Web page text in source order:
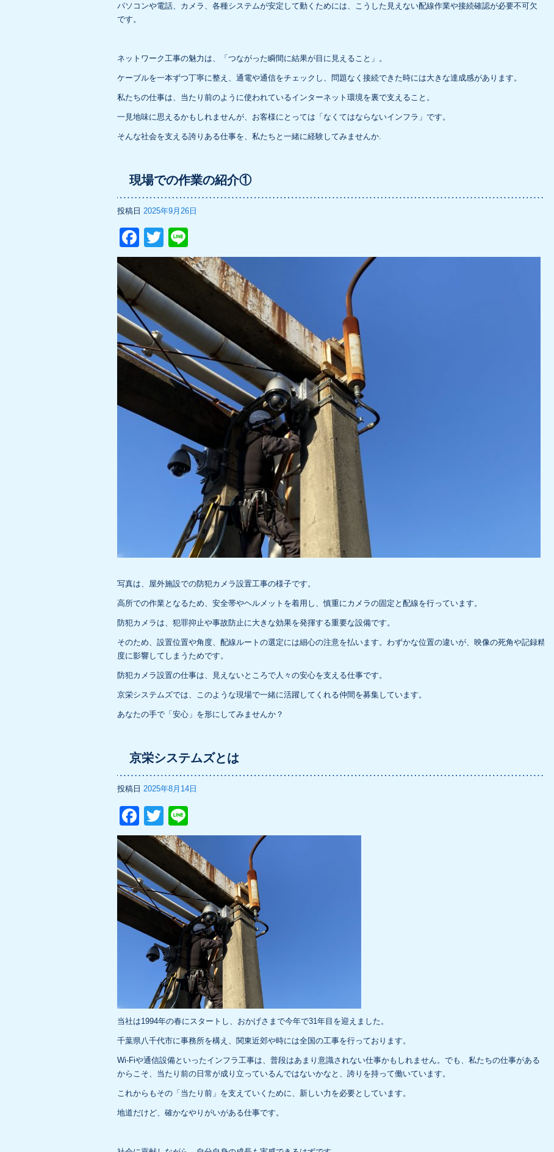
パソコンや電話、カメラ、各種システムが安定して動くためには、こうした見えない配線作業や接続確認が必要不可欠
です。
ネットワーク工事の魅力は、「つながった瞬間に結果が目に見えること」。
ケーブルを一本ずつ丁寧に整え、通電や通信をチェックし、問題なく接続できた時には大きな達成感があります。
私たちの仕事は、当たり前のように使われているインターネット環境を裏で支えること。
一見地味に思えるかもしれませんが、お客様にとっては「なくてはならないインフラ」です。
そんな社会を支える誇りある仕事を、私たちと一緒に経験してみませんか.
現場での作業の紹介①
投稿日 2025年9月26日
F
a
c
e
b
o
o
k
T
wi
er
n
e
写真は、屋外施設での防犯カメラ設置工事の様子です。
高所での作業となるため、安全帯やヘルメットを着用し、慎重にカメラの固定と配線を行っています。
防犯カメラは、犯罪抑止や事故防止に大きな効果を発揮する重要な設備です。
そのため、設置位置や角度、配線ルートの選定には細心の注意を払います。わずかな位置の違いが、映像の死角や記録精
度に影響してしまうためです。
防犯カメラ設置の仕事は、見えないところで人々の安心を支える仕事です。
京栄システムズでは、このような現場で一緒に活躍してくれる仲間を募集しています。
あなたの手で「安心」を形にしてみませんか？
京栄システムズとは
投稿日 2025年8月14日
F
a
c
e
b
o
o
k
T
wi
tt
er
n
e
当社は1994年の春にスタートし、おかげさまで今年で31年目を迎えました。
千葉県八千代市に事務所を構え、関東近郊や時には全国の工事を行っております。
Wi-Fiや通信設備といったインフラ工事は、普段はあまり意識されない仕事かもしれません。でも、私たちの仕事がある
からこそ、当たり前の日常が成り立っているんではないかなと、誇りを持って働いています。
これからもその「当たり前」を支えていくために、新しい力を必要としています。
地道だけど、確かなやりがいがある仕事です。